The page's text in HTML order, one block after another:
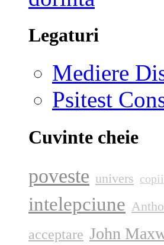
Legaturi
Mediere
Psitest
Cuvinte cheie
poveste univers copii
intelepciune
acceptare John